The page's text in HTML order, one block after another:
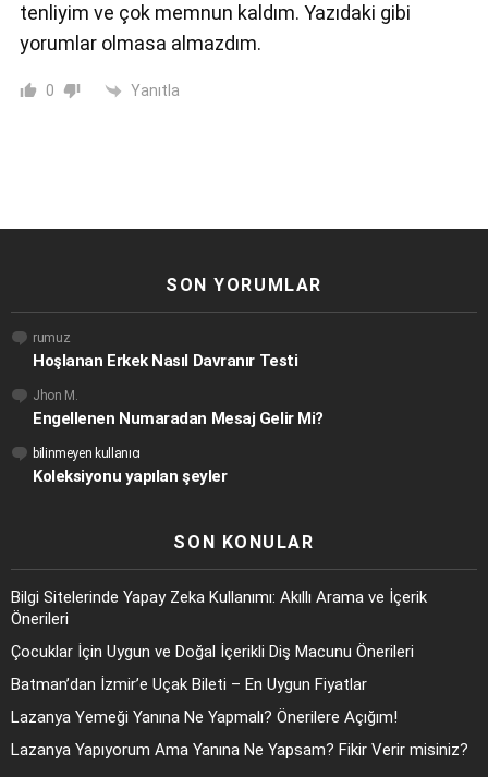
tenliyim ve çok memnun kaldım. Yazıdaki gibi
yorumlar olmasa almazdım.
0 Yanıtla
SON YORUMLAR
rumuz
Hoşlanan Erkek Nasıl Davranır Testi
Jhon M.
Engellenen Numaradan Mesaj Gelir Mi?
bilinmeyen kullanıcı
Koleksiyonu yapılan şeyler
SON KONULAR
Bilgi Sitelerinde Yapay Zeka Kullanımı: Akıllı Arama ve İçerik
Önerileri
Çocuklar İçin Uygun ve Doğal İçerikli Diş Macunu Önerileri
Batman’dan İzmir’e Uçak Bileti – En Uygun Fiyatlar
Lazanya Yemeği Yanına Ne Yapmalı? Önerilere Açığım!
Lazanya Yapıyorum Ama Yanına Ne Yapsam? Fikir Verir misiniz?